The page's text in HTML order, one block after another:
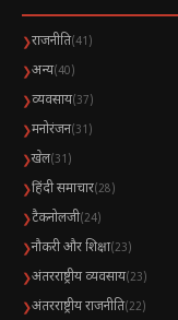
❯राजनीति(41)
❯अन्य(40)
❯व्यवसाय(37)
❯मनोरंजन(31)
❯खेल(31)
❯हिंदी समाचार(28)
❯टैकनोलजी(24)
❯नौकरी और शिक्षा(23)
❯अंतरराष्ट्रीय व्यवसाय(23)
❯अंतरराष्ट्रीय राजनीति(22)